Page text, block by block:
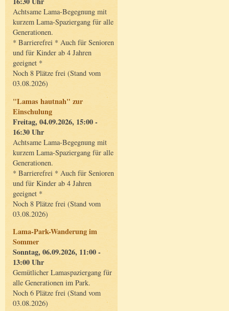
Achtsame Lama-Begegnung mit
kurzem Lama-Spaziergang für alle
Generationen.
* Barrierefrei * Auch für Senioren
und für Kinder ab 4 Jahren
geeignet *
Noch 8 Plätze frei (Stand vom
03.08.2026)
"Lamas hautnah" zur
Einschulung
Freitag, 04.09.2026, 15:00 -
16:30 Uhr
Achtsame Lama-Begegnung mit
kurzem Lama-Spaziergang für alle
Generationen.
* Barrierefrei * Auch für Senioren
und für Kinder ab 4 Jahren
geeignet *
Noch 8 Plätze frei (Stand vom
03.08.2026)
Lama-Park-Wanderung im
Sommer
Sonntag, 06.09.2026, 11:00 -
13:00 Uhr
Gemütlicher Lamaspaziergang für
alle Generationen im Park.
Noch 6 Plätze frei (Stand vom
03.08.2026)